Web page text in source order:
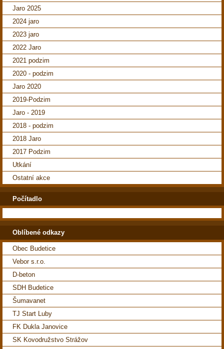
Jaro 2025
2024 jaro
2023 jaro
2022 Jaro
2021 podzim
2020 - podzim
Jaro 2020
2019-Podzim
Jaro - 2019
2018 - podzim
2018 Jaro
2017 Podzim
Utkání
Ostatní akce
Počítadlo
Oblíbené odkazy
Obec Budetice
Vebor s.r.o.
D-beton
SDH Budetice
Šumavanet
TJ Start Luby
FK Dukla Janovice
SK Kovodružstvo Strážov